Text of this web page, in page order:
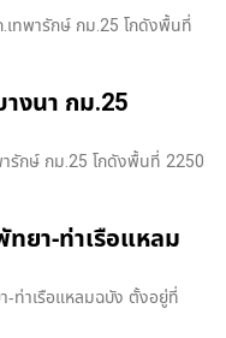
.เทพารักษ์ กม.25 โกดังพื้นที่
างนา กม.25
รักษ์ กม.25 โกดังพื้นที่ 2250
ทยา-ท่าเรือแหลม
-ท่าเรือแหลมฉบัง ตั้งอยู่ที่